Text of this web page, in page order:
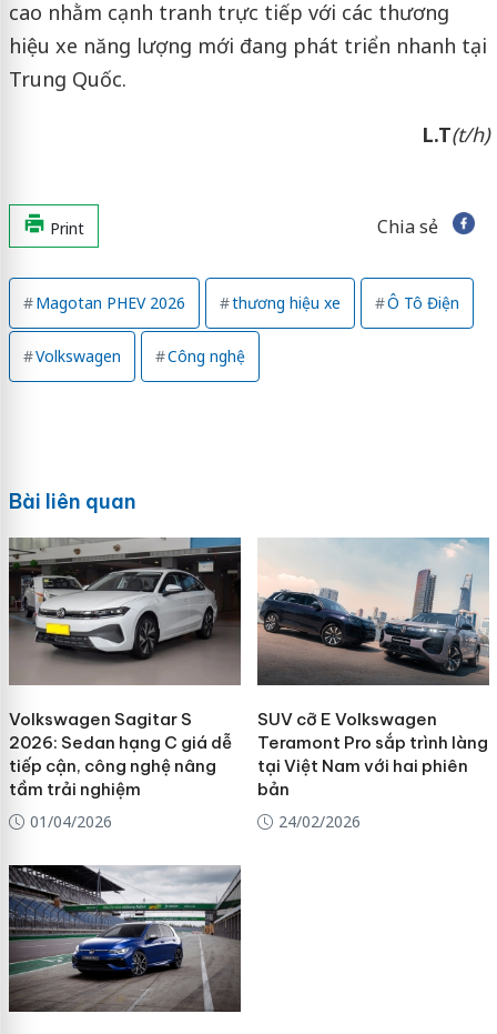
cao nhằm cạnh tranh trực tiếp với các thương
hiệu xe năng lượng mới đang phát triển nhanh tại
Trung Quốc.
L.T(t/h)
Print Chia sẻ
Magotan PHEV 2026 thương hiệu xe Ô Tô Điện
Volkswagen Công nghệ
Bài liên quan
Volkswagen Sagitar S
2026: Sedan hạng C giá dễ
tiếp cận, công nghệ nâng
tầm trải nghiệm
01/04/2026
SUV cỡ E Volkswagen
Teramont Pro sắp trình làng
tại Việt Nam với hai phiên
bản
24/02/2026